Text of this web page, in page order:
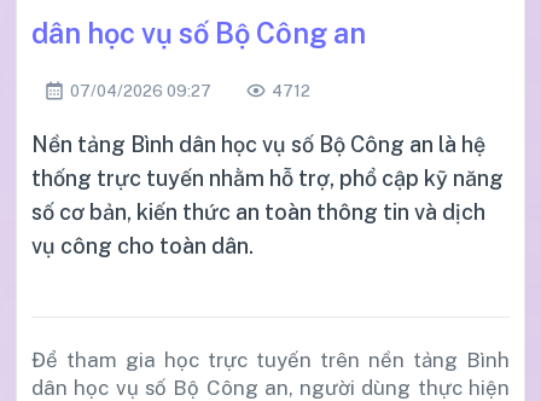
dân học vụ số Bộ Công an
07/04/2026 09:27 4712
Nền tảng Bình dân học vụ số Bộ Công an là hệ
thống trực tuyến nhằm hỗ trợ, phổ cập kỹ năng
số cơ bản, kiến thức an toàn thông tin và dịch
vụ công cho toàn dân.
Để tham gia học trực tuyến trên nền tảng Bình
dân học vụ số Bộ Công an, người dùng thực hiện